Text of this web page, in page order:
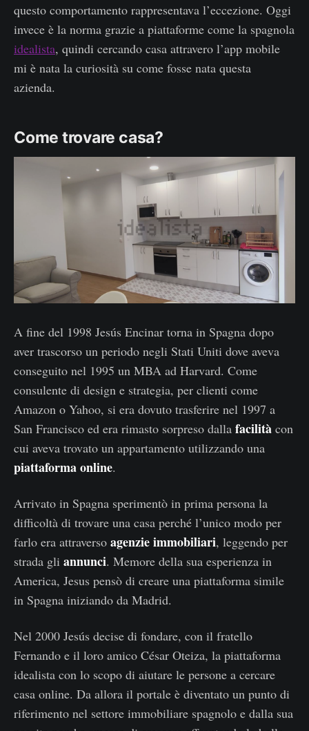
questo comportamento rappresentava l’eccezione. Oggi
invece è la norma grazie a piattaforme come la spagnola
idealista, quindi cercando casa attravero l’app mobile
mi è nata la curiosità su come fosse nata questa
azienda.
Come trovare casa?
A fine del 1998 Jesús Encinar torna in Spagna dopo
aver trascorso un periodo negli Stati Uniti dove aveva
conseguito nel 1995 un MBA ad Harvard. Come
consulente di design e strategia, per clienti come
Amazon o Yahoo, si era dovuto trasferire nel 1997 a
San Francisco ed era rimasto sorpreso dalla facilità con
cui aveva trovato un appartamento utilizzando una
piattaforma online.
Arrivato in Spagna sperimentò in prima persona la
difficoltà di trovare una casa perché l’unico modo per
farlo era attraverso agenzie immobiliari, leggendo per
strada gli annunci. Memore della sua esperienza in
America, Jesus pensò di creare una piattaforma simile
in Spagna iniziando da Madrid.
Nel 2000 Jesús decise di fondare, con il fratello
Fernando e il loro amico César Oteiza, la piattaforma
idealista con lo scopo di aiutare le persone a cercare
casa online. Da allora il portale è diventato un punto di
riferimento nel settore immobiliare spagnolo e dalla sua